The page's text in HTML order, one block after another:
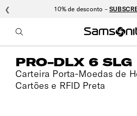
10% de desconto –
❮
PRO-DLX 6 SLG
Carteira Porta-Moedas de
Cartões e RFID Preta